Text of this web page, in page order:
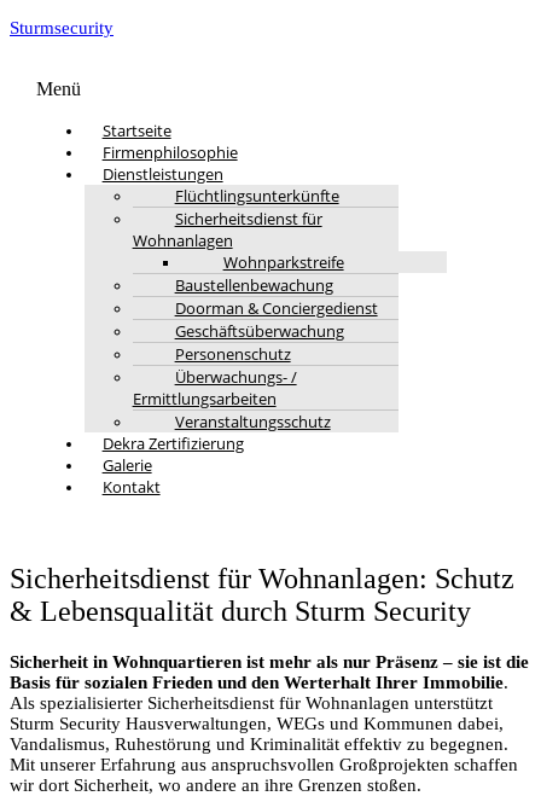
Sturmsecurity
Menü
Startseite
Firmenphilosophie
Dienstleistungen
Flüchtlingsunterkünfte
Sicherheitsdienst für
Wohnanlagen
Wohnparkstreife
Baustellenbewachung
Doorman & Conciergedienst
Geschäftsüberwachung
Personenschutz
Überwachungs- /
Ermittlungsarbeiten
Veranstaltungsschutz
Dekra Zertifizierung
Galerie
Kontakt
Sicherheitsdienst für Wohnanlagen: Schutz
& Lebensqualität durch Sturm Security
Sicherheit in Wohnquartieren ist mehr als nur Präsenz – sie ist die
Basis für sozialen Frieden und den Werterhalt Ihrer Immobilie.
Als spezialisierter Sicherheitsdienst für Wohnanlagen unterstützt
Sturm Security Hausverwaltungen, WEGs und Kommunen dabei,
Vandalismus, Ruhestörung und Kriminalität effektiv zu begegnen.
Mit unserer Erfahrung aus anspruchsvollen Großprojekten schaffen
wir dort Sicherheit, wo andere an ihre Grenzen stoßen.